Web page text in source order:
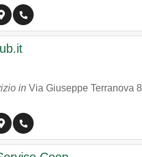
in Via Giuseppe Terranova 8